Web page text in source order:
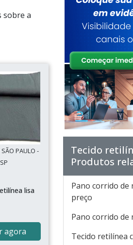
sobre a
SÃO PAULO -
SP
lisa
agora
Tecido
Produtos
Pano corrido de
preço
Pano corrido de
Tecido retilínea